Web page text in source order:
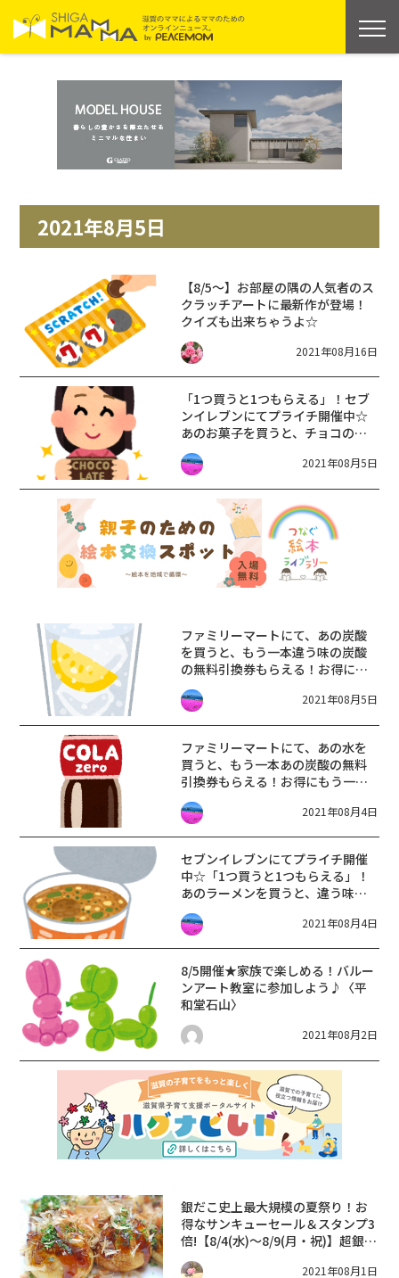
2021年8月5日
【8/5～】お部屋の隅の人気者のス
クラッチアートに最新作が登場！
クイズも出来ちゃうよ☆
2021年08月16日
「1つ買うと1つもらえる」！セブ
ンイレブンにてプライチ開催中☆
あのお菓子を買うと、チョコの無
料引換クーポンがもらえる♪【8月
10日まで】
2021年08月5日
ファミリーマートにて、あの炭酸
を買うと、もう一本違う味の炭酸
の無料引換券もらえる！お得に色
んな味に挑戦しませんか♪【〜8月
9日】
2021年08月5日
ファミリーマートにて、あの水を
買うと、もう一本あの炭酸の無料
引換券もらえる！お得にもう一本
もらって炭酸でスッキリしません
か♪【〜8月9日】
2021年08月4日
セブンイレブンにてプライチ開催
中☆「1つ買うと1つもらえる」！
あのラーメンを買うと、違う味の
無料引換クーポンがもらえる♪【8
月10日まで】
2021年08月4日
8/5開催★家族で楽しめる！バルー
ンアート教室に参加しよう♪〈平
和堂石山〉
2021年08月2日
銀だこ史上最大規模の夏祭り！お
得なサンキューセール＆スタンプ3
倍!【8/4(水)～8/9(月・祝)】超銀だ
こ祭り【築地銀だこ】
2021年08月1日